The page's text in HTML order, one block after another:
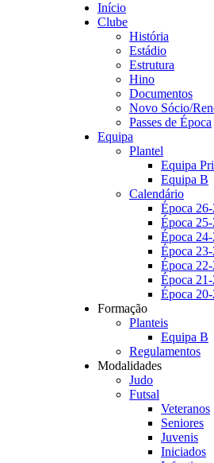
Início
Clube
História
Estádio
Estrutura
Hino
Documentos
Novo Sócio/
Passes de Época
Equipa
Plantel
Equipa
Equipa B
Calendário
Época
Época
Época
Época
Época
Época
Época 20-
Formação
Planteis
Equipa B
Regulamentos
Modalidades
Judo
Futsal
Veteranos
Seniores
Juvenis
Iniciados